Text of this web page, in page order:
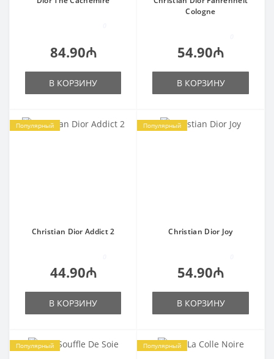
84.90₼
В КОРЗИНУ
Cologne
54.90₼
В КОРЗИНУ
Популярный
Christian Dior Addict 2
44.90₼
В КОРЗИНУ
Популярный
Christian Dior Joy
54.90₼
В КОРЗИНУ
Популярный Популярный